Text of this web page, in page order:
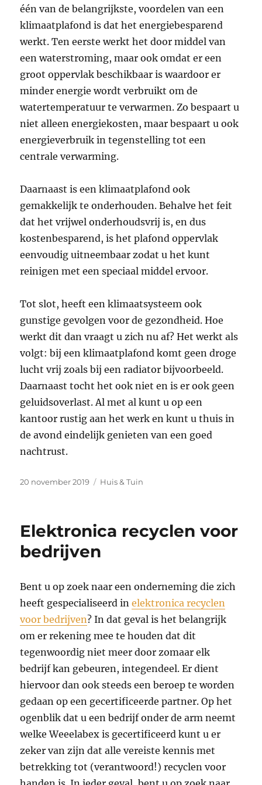
één van de belangrijkste, voordelen van een
klimaatplafond is dat het energiebesparend
werkt. Ten eerste werkt het door middel van
een waterstroming, maar ook omdat er een
groot oppervlak beschikbaar is waardoor er
minder energie wordt verbruikt om de
watertemperatuur te verwarmen. Zo bespaart u
niet alleen energiekosten, maar bespaart u ook
energieverbruik in tegenstelling tot een
centrale verwarming.
Daarnaast is een klimaatplafond ook
gemakkelijk te onderhouden. Behalve het feit
dat het vrijwel onderhoudsvrij is, en dus
kostenbesparend, is het plafond oppervlak
eenvoudig uitneembaar zodat u het kunt
reinigen met een speciaal middel ervoor.
Tot slot, heeft een klimaatsysteem ook
gunstige gevolgen voor de gezondheid. Hoe
werkt dit dan vraagt u zich nu af? Het werkt als
volgt: bij een klimaatplafond komt geen droge
lucht vrij zoals bij een radiator bijvoorbeeld.
Daarnaast tocht het ook niet en is er ook geen
geluidsoverlast. Al met al kunt u op een
kantoor rustig aan het werk en kunt u thuis in
de avond eindelijk genieten van een goed
nachtrust.
Geplaatst
20 november 2019 Categorieën
Huis & Tuin
Elektronica recyclen voor
bedrijven
Bent u op zoek naar een onderneming die zich
heeft gespecialiseerd inelektronica recyclen
voor bedrijven? In dat geval is het belangrijk
om er rekening mee te houden dat dit
tegenwoordig niet meer door zomaar elk
bedrijf kan gebeuren, integendeel. Er dient
hiervoor dan ook steeds een beroep te worden
gedaan op een gecertificeerde partner. Op het
ogenblik dat u een bedrijf onder de arm neemt
welke Weeelabex is gecertificeerd kunt u er
zeker van zijn dat alle vereiste kennis met
betrekking tot (verantwoord!) recyclen voor